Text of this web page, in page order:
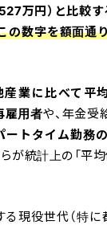
万円）と比較
の数字を額面通
産業に比べて平
雇用者や、年金受
ートタイム勤務
が統計上の「平
現役世代（特に